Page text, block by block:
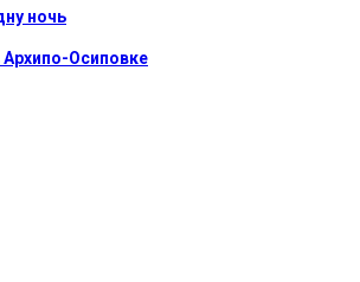
ночь
Осиповке